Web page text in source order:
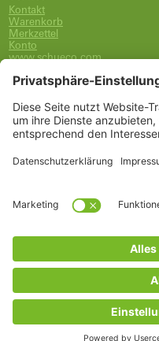
Kontakt
Warenkorb
Merkzettel
Konto
www.schueco.com
0800-400-4007
kostenlos aus dem dt.
Unsere Marken
Alle Marken
Schüco International KG
Kategorien
Griffe
Wartung, Pflege und Lüftung
Einbruchschutz
FSB Griffe
Arbeitszubehör
* Alle Preise inkl. deutscher
© Copyrights 2026 Schüco